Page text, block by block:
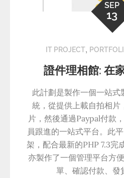
SEP
13
IT PROJECT,
證件理相館: 在
此計劃是製作一個一站
統，從提供上載自拍相片
片，然後通過Paypal付款
員跟進的一站式平台。此
架，配合最新的PHP 7.3完
亦製作了一個管理平台方
單、確認付款、發